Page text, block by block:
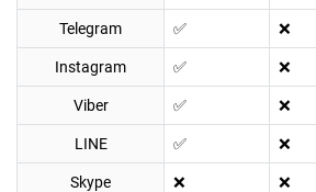
Telegram ✅ ❌
Instagram ✅ ❌
Viber ✅ ❌
LINE ✅ ❌
Skype ❌ ❌